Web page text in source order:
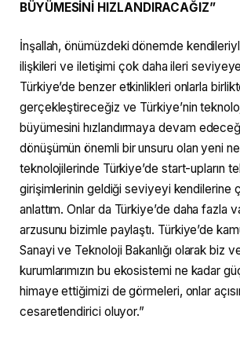
BÜYÜMESİNİ HIZLANDIRACAĞIZ”
İnşallah, önümüzdeki dönemde
ilişkileri ve iletişimi çok daha ileri
Türkiye’de benzer etkinlikleri onlarla
gerçekleştireceğiz ve Türkiye’nin
büyümesini hızlandırmaya devam
dönüşümün önemli bir unsuru olan yeni
teknolojilerinde Türkiye’de start-upların
girişimlerinin geldiği seviyeyi kendilerine
anlattım. Onlar da Türkiye’de daha fazla
arzusunu bizimle paylaştı. Türkiye’de
Sanayi ve Teknoloji Bakanlığı olarak biz
kurumlarımızın bu ekosistemi ne kadar
himaye ettiğimizi de görmeleri, onlar
cesaretlendirici oluyor.”